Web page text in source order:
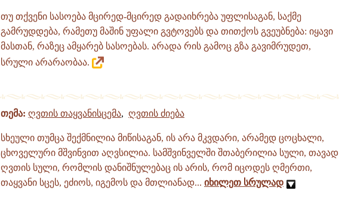
თუ თქვენი სასოება მცირედ-მცირედ გადაიხრება უფლისაგან, საქმე
გამრუდდება, რამეთუ მაშინ უფალი გვტოვებს და თითქოს გვეუბნება: იყავი
მასთან, რაზეც ამყარებ სასოებას. არადა რის გამოც გზა გავიმრუდეთ,
სრული არარაობაა.
თემა: ღვთის თაყვანისცემა, ღვთის ძიება
სხეული თუმცა შექმნილია მიწისაგან, ის არა მკვდარი, არამედ ცოცხალი,
ცხოველური მშვინვით აღვსილია. სამშვინველში შთაბერილია სული, თავად
ღვთის სული, რომლის დანიშნულებაც ის არის, რომ იცოდეს ღმერთი,
თაყვანი სცეს, ეძიოს, იგემოს და მთლიანად... იხილეთ სრულად